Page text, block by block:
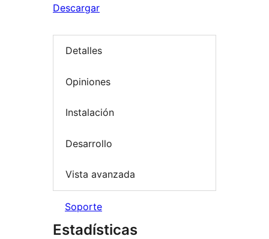
Descargar
Detalles
Opiniones
Instalación
Desarrollo
Vista avanzada
Soporte
Estadísticas